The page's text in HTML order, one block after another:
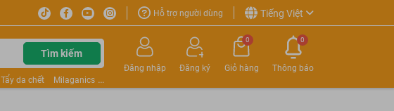
Hỗ trợ người dùng Tiếng Việt
Tìm kiếm
Tẩy da chết
Milaganics
Đăng nhập Đăng ký
0
Giỏ hàng Thông báo
0